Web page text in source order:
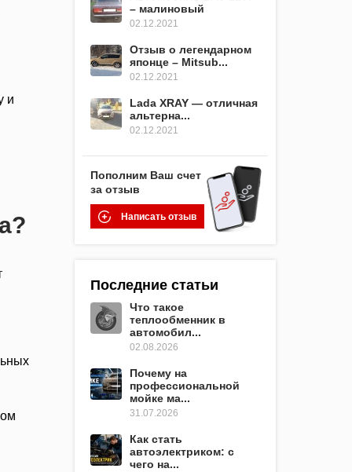
и
– малиновый
02.12.2021
Отзыв о легендарном
японце – Mitsub...
02.12.2021
Lada XRAY — отличная
альтерна...
02.12.2021
Пополним Ваш счет
за отзыв
Написать отзыв
Последние статьи
Что такое
теплообменник в
автомобил...
02.08.2026
Почему на
профессиональной
мойке ма...
31.07.2026
Как стать
автоэлектриком: с
чего на...